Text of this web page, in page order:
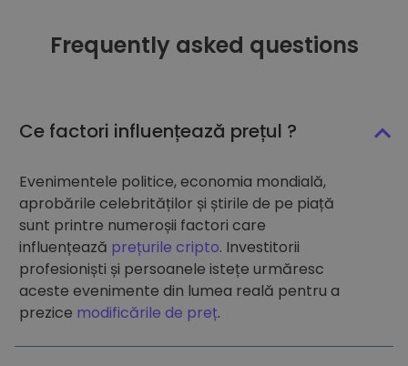
Frequently asked questions
Ce factori influențează prețul ?
Evenimentele politice, economia mondială,
aprobările celebrităților și știrile de pe piață
sunt printre numeroșii factori care
influențează prețurile cripto. Investitorii
profesioniști și persoanele istețe urmăresc
aceste evenimente din lumea reală pentru a
prezice modificările de preț.